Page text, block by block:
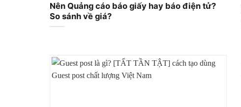
Nên Quảng cáo báo giấy hay báo điện tử?
So sánh về giá?